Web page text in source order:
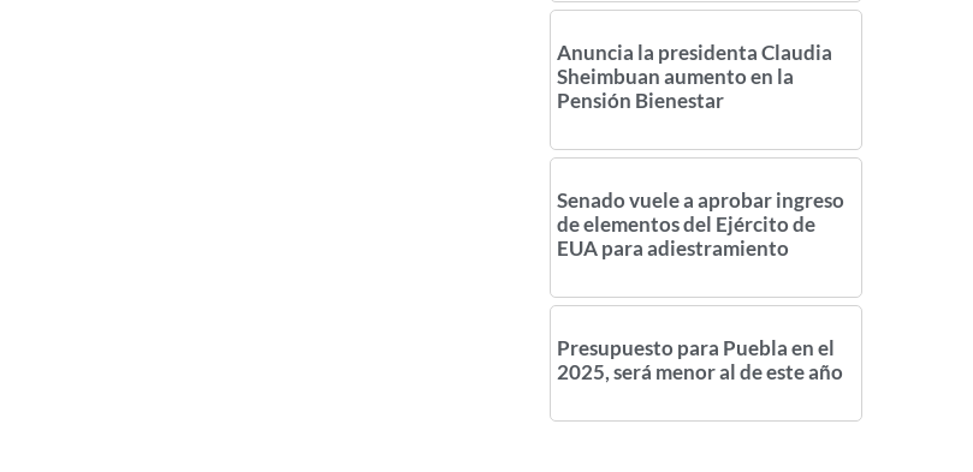
Anuncia la presidenta Claudia
Sheimbuan aumento en la
Pensión Bienestar
Senado vuele a aprobar ingreso
de elementos del Ejército de
EUA para adiestramiento
Presupuesto para Puebla en el
2025, será menor al de este año